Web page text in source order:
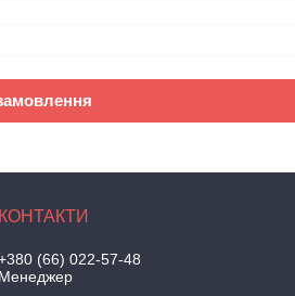
(66) 022-57-48
Менеджер